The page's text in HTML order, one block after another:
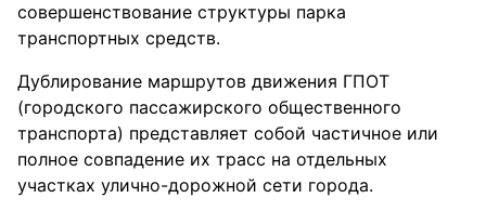
совершенствование структуры парка
транспортных средств.
Дублирование маршрутов движения ГПОТ
(городского пассажирского общественного
транспорта) представляет собой частичное или
полное совпадение их трасс на отдельных
участках улично-дорожной сети города.